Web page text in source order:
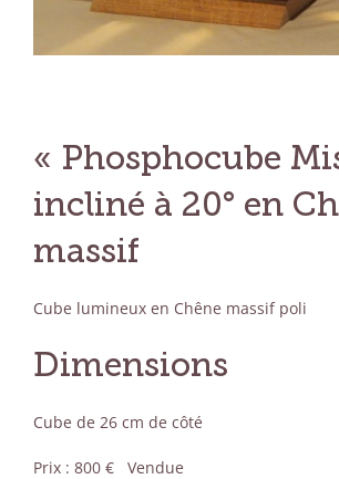
« Phosphocube
incliné à 20° en
massif
Cube lumineux en Chêne massif poli
Dimensions
Cube de 26 cm de côté
Prix : 800 € Vendue